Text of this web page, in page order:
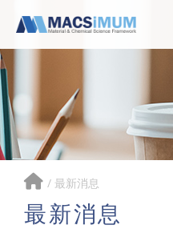
/ 最新消息
最新消息